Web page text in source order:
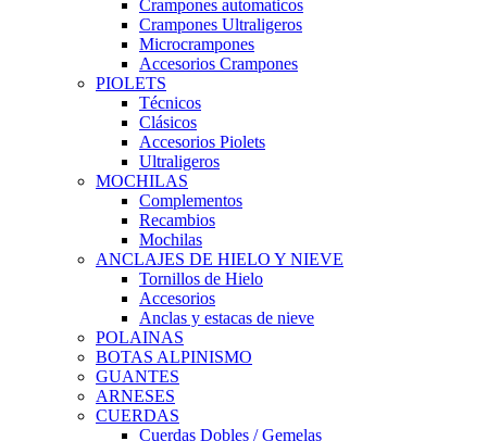
Crampones automaticos
Crampones Ultraligeros
Microcrampones
Accesorios Crampones
PIOLETS
Técnicos
Clásicos
Accesorios Piolets
Ultraligeros
MOCHILAS
Complementos
Recambios
Mochilas
ANCLAJES DE HIELO Y NIEVE
Tornillos de Hielo
Accesorios
Anclas y estacas de nieve
POLAINAS
BOTAS ALPINISMO
GUANTES
ARNESES
CUERDAS
Cuerdas Dobles / Gemelas